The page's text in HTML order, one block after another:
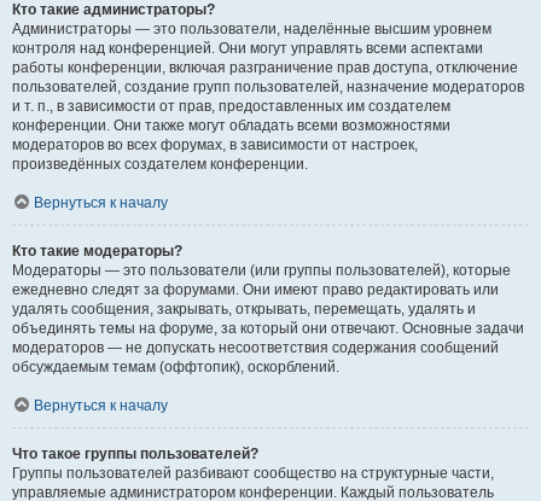
Кто такие администраторы?
Администраторы — это пользователи, наделённые высшим уровнем
контроля над конференцией. Они могут управлять всеми аспектами
работы конференции, включая разграничение прав доступа, отключение
пользователей, создание групп пользователей, назначение модераторов
и т. п., в зависимости от прав, предоставленных им создателем
конференции. Они также могут обладать всеми возможностями
модераторов во всех форумах, в зависимости от настроек,
произведённых создателем конференции.
Вернуться к началу
Кто такие модераторы?
Модераторы — это пользователи (или группы пользователей), которые
ежедневно следят за форумами. Они имеют право редактировать или
удалять сообщения, закрывать, открывать, перемещать, удалять и
объединять темы на форуме, за который они отвечают. Основные задачи
модераторов — не допускать несоответствия содержания сообщений
обсуждаемым темам (оффтопик), оскорблений.
Вернуться к началу
Что такое группы пользователей?
Группы пользователей разбивают сообщество на структурные части,
управляемые администратором конференции. Каждый пользователь